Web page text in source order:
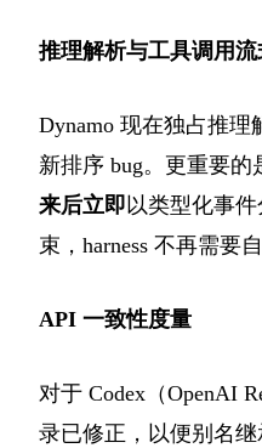
推理解析与工具调用
Dynamo 现在独占推
新排序 bug。更重要的
来后立即以类型化事
束，harness 不再需要
API 一致性度量
对于 Codex（OpenAI
录已修正，以便别名